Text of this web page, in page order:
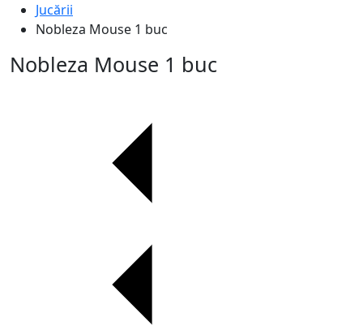
Jucării
Nobleza Mouse 1 buc
Nobleza Mouse 1 buc